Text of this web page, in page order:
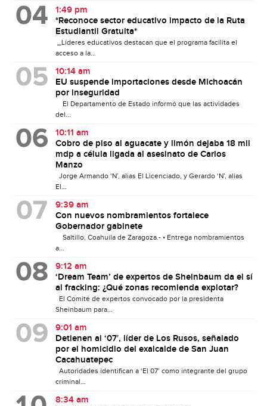
1:49 pm
*Reconoce sector educativo impacto de la Ruta
Estudiantil Gratuita*
_Líderes educativos destacan que el programa facilita el
acceso a la...
10:14 am
EU suspende importaciones desde Michoacán
por inseguridad
El Departamento de Estado informó que las actividades
del...
10:11 am
Cobro de piso al aguacate y limón dejaba 18 mil
mdp a célula ligada al asesinato de Carlos
Manzo
Jorge Armando ‘N’, alias El Licenciado, y Gerardo ‘N’, alias
El...
9:39 am
Con nuevos nombramientos fortalece
Gobernador gabinete
Saltillo, Coahuila de Zaragoza.- • Entrega nombramientos
a...
9:12 am
‘Dream Team’ de expertos de Sheinbaum da el sí
al fracking: ¿Qué zonas recomienda explotar?
El Comité de expertos convocado por la presidenta
Sheinbaum para...
9:01 am
Detienen al ‘07′, líder de Los Rusos, señalado
por el homicidio del exalcalde de San Juan
Cacahuatepec
Autoridades identifican a ‘El 07’ como integrante del grupo
criminal...
8:34 am